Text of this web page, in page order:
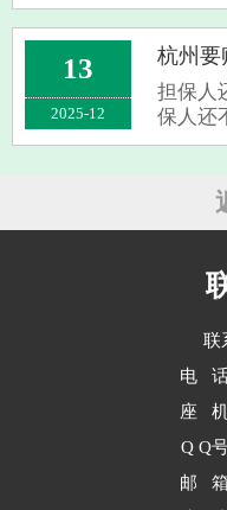
会还钱
后是否
一个确
法律层
于提醒
13
2025-12
担保人
保人还
说，在
的儿
人所
联
电 话
座 机
Q Q
邮 箱